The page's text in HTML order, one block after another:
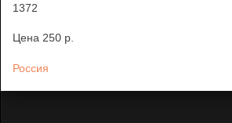
1372
Цена 250 p.
Россия